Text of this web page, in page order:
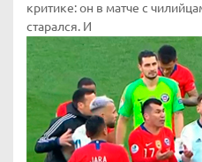
критике: он в матче с
старался. И